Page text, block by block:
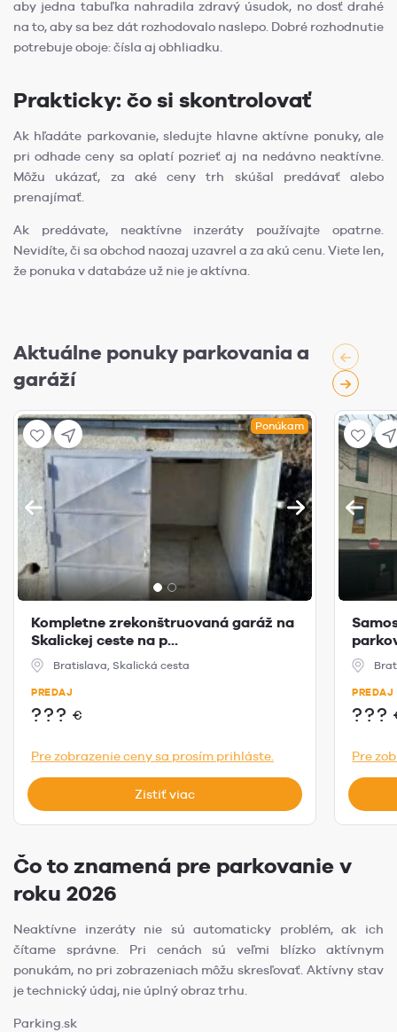
aby jedna tabuľka nahradila zdravý úsudok, no dosť drahé
na to, aby sa bez dát rozhodovalo naslepo. Dobré rozhodnutie
potrebuje oboje: čísla aj obhliadku.
Prakticky: čo si skontrolovať
Ak hľadáte parkovanie, sledujte hlavne aktívne ponuky, ale
pri odhade ceny sa oplatí pozrieť aj na nedávno neaktívne.
Môžu ukázať, za aké ceny trh skúšal predávať alebo
prenajímať.
Ak predávate, neaktívne inzeráty používajte opatrne.
Nevidíte, či sa obchod naozaj uzavrel a za akú cenu. Viete len,
že ponuka v databáze už nie je aktívna.
Aktuálne ponuky parkovania a
garáží
Ponúkam
Kompletne zrekonštruovaná garáž na
Skalickej ceste na p...
Bratislava, Skalická cesta
PREDAJ
??? €
Pre zobrazenie ceny sa prosím prihláste.
Zistiť viac
PREDAJ
???
Pre
Čo to znamená pre parkovanie v
roku 2026
Neaktívne inzeráty nie sú automaticky problém, ak ich
čítame správne. Pri cenách sú veľmi blízko aktívnym
ponukám, no pri zobrazeniach môžu skresľovať. Aktívny stav
je technický údaj, nie úplný obraz trhu.
Parking.sk